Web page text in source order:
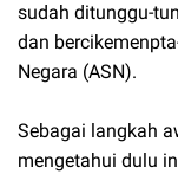
sudah ditunggu-
dan
Negara (ASN).
Sebagai langkah
mengetahui dulu